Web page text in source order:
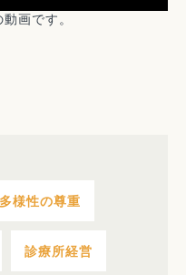
画です。
多様性の尊重
診療所経営